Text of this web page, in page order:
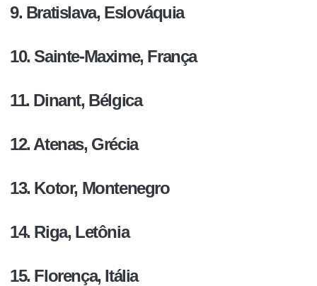
9. Bratislava, Eslováquia
10. Sainte-Maxime, França
11. Dinant, Bélgica
12. Atenas, Grécia
13. Kotor, Montenegro
14. Riga, Letônia
15. Florença, Itália